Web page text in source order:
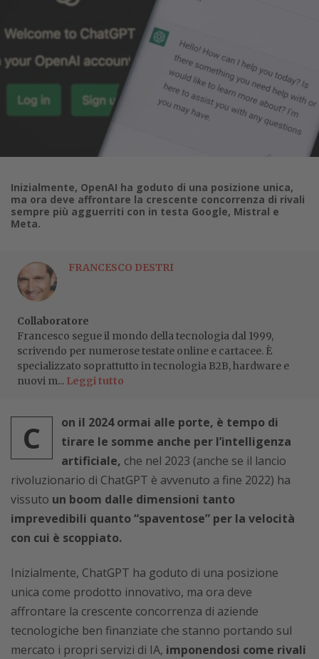
Inizialmente, OpenAI ha goduto di una posizione unica,
ma ora deve affrontare la crescente concorrenza di rivali
sempre più agguerriti con in testa Google, Mistral e
Meta.
FRANCESCO DESTRI
Collaboratore
Francesco segue il mondo della tecnologia dal 1999,
scrivendo per numerose testate online e cartacee. È
specializzato soprattutto in tecnologia B2B, hardware e
nuovi m... Leggi tutto
C
on il 2024 ormai alle porte, è tempo di
tirare le somme anche per l’intelligenza
artificiale, che nel 2023 (anche se il lancio
rivoluzionario di ChatGPT è avvenuto a fine 2022) ha
vissuto un boom dalle dimensioni tanto
imprevedibili quanto “spaventose” per la velocità
con cui è scoppiato.
Inizialmente, ChatGPT ha goduto di una posizione
unica come prodotto innovativo, ma ora deve
affrontare la crescente concorrenza di aziende
tecnologiche ben finanziate che stanno portando sul
mercato i propri servizi di IA, imponendosi come rivali